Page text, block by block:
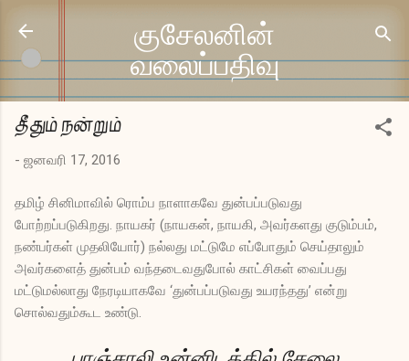
முதன்மை உள்ளடக்கத்திற்குச் செல்
குசேலனின்
வலைப்பதிவு
தீதும் நன்றும்
- ஜனவரி 17, 2016
தமிழ் சினிமாவில் ரொம்ப நாளாகவே துன்பப்படுவது
போற்றப்படுகிறது. நாயகர் (நாயகன், நாயகி, அவர்களது குடும்பம்,
நண்பர்கள் முதலியோர்) நல்லது மட்டுமே எப்போதும் செய்தாலும்
அவர்களைத் துன்பம் வந்தடைவதுபோல் காட்சிகள் வைப்பது
மட்டுமல்லாது நேரடியாகவே ‘துன்பப்படுவது உயரந்தது’ என்று
சொல்வதும்கூட உண்டு.